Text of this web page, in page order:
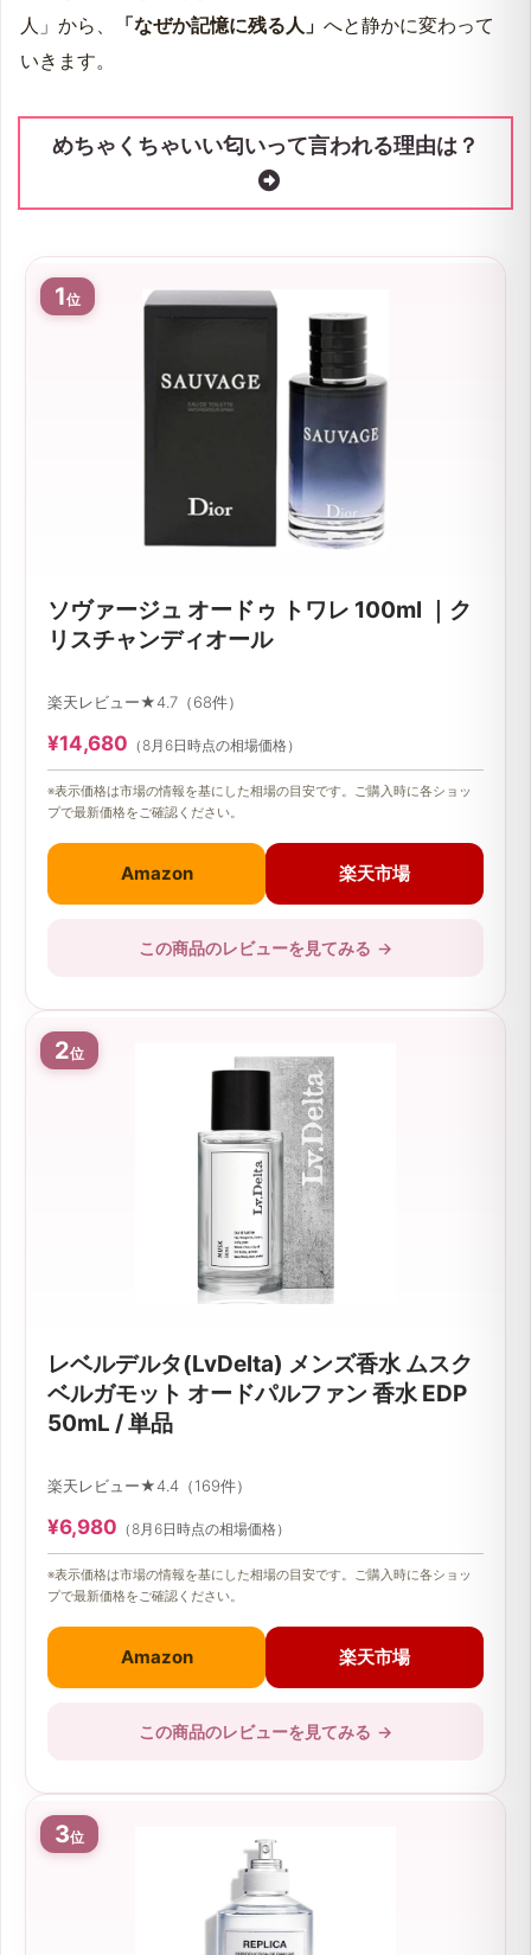
人」から、
「なぜか記憶に残る人」 へと静かに変わって
いきます。
めちゃくちゃいい匂いって言われる理由は？
1位
ソヴァージュ オードゥ トワレ 100ml ｜ク
リスチャンディオール
楽天レビュー★4.7（68件）
¥14,680 （8月6日時点の相場価格）
※表示価格は市場の情報を基にした相場の目安です。ご購入時に各ショッ
プで最新価格をご確認ください。
Amazon 楽天市場
この商品のレビューを見てみる →
2位
レベルデルタ(LvDelta) メンズ香水 ムスク
ベルガモット オードパルファン 香水 EDP
50mL / 単品
楽天レビュー★4.4（169件）
¥6,980 （8月6日時点の相場価格）
※表示価格は市場の情報を基にした相場の目安です。ご購入時に各ショッ
プで最新価格をご確認ください。
Amazon 楽天市場
この商品のレビューを見てみる →
3位